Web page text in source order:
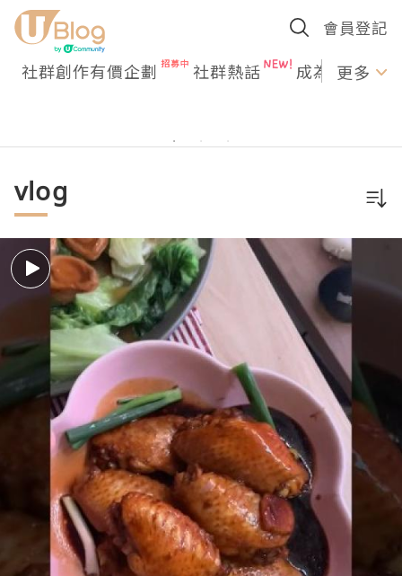
會員登記
社群創作有價企劃 社群熱話 成為U更多
vlog